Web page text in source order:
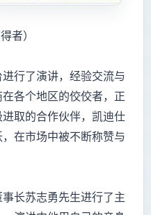
者）
行了演讲，经验交流与
各个地区的佼佼者，正
取的合作伙伴，凯迪仕
在市场中被不断称赞与
长苏志勇先生进行了主